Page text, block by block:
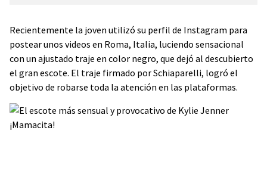
Recientemente la joven utilizó su perfil de Instagram para
postear unos videos en Roma, Italia, luciendo sensacional
con un ajustado traje en color negro, que dejó al descubierto
el gran escote. El traje firmado por Schiaparelli, logró el
objetivo de robarse toda la atención en las plataformas.